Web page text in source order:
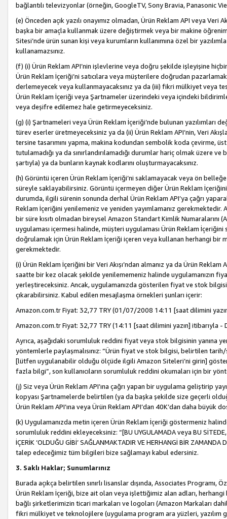
bağlantılı televizyonlar (örneğin, GoogleTV, Sony Bravia, Panasonic
(e) Önceden açık yazılı onayımız olmadan, Ürün Reklam API veya
başka bir amaçla kullanmak üzere değiştirmek veya bir makine
Sitesi’nde ürün sunan kişi veya kurumların kullanımına özel bir
kullanamazsınız.
(f) (i) Ürün Reklam API’nin işlevlerine veya doğru şekilde işleyişine
Ürün Reklam İçeriği’ni satıcılara veya müşterilere doğrudan
derlemeyecek veya kullanmayacaksınız ya da (iii) fikri mülkiyet veya
Ürün Reklam İçeriği veya Şartnameler üzerindeki veya içindeki
veya deşifre edilemez hale getirmeyeceksiniz.
(g) (i) Şartnameleri veya Ürün Reklam İçeriği’nde bulunan
türev eserler üretmeyeceksiniz ya da (ii) Ürün Reklam API’nin, Veri
tersine tasarımını yapma, makina kodundan sembolik koda çevirme,
tutulamadığı ya da sınırlandırılamadığı durumlar hariç olmak üzere
şartıyla) ya da bunların kaynak kodlarını oluşturmayacaksınız.
(h) Görüntü içeren Ürün Reklam İçeriği’ni saklamayacak veya ön
süreyle saklayabilirsiniz. Görüntü içermeyen diğer Ürün Reklam
durumda, ilgili sürenin sonunda derhal Ürün Reklam API’ya çağrı
Reklam İçeriğini yenilemeniz ve yeniden yayımlamanız gerekmektedir.
bir süre kısıtı olmadan bireysel Amazon Standart Kimlik Numaralarını
uygulaması içermesi halinde, müşteri uygulaması Ürün Reklam
doğrulamak için Ürün Reklam İçeriği içeren veya kullanan herhangi bir
gerekmektedir.
(i) Ürün Reklam İçeriğini bir Veri Akışı’ndan almanız ya da Ürün
saatte bir kez olacak şekilde yenilememeniz halinde uygulamanızın
yerleştireceksiniz. Ancak, uygulamanızda gösterilen fiyat ve stok
çıkarabilirsiniz. Kabul edilen mesajlaşma örnekleri şunları içerir:
Amazon.com.tr Fiyat: 32,77 TRY (01/07/2008 14:11 [saat dilimini
Amazon.com.tr Fiyat: 32,77 TRY (14:11 [saat dilimini yazın] itibarıyla -
Ayrıca, aşağıdaki sorumluluk reddini fiyat veya stok bilgisinin yanına
yöntemlerle paylaşmalısınız: “Ürün fiyat ve stok bilgisi, belirtilen
[lütfen uygulanabilir olduğu ölçüde ilgili Amazon Siteleri’ni girin]
fazla bilgi”, son kullanıcıların sorumluluk reddini okumaları için bir
(j) Siz veya Ürün Reklam API’ına çağrı yapan bir uygulama geliştirip
kopyası Şartnamelerde belirtilen (ya da başka şekilde size geçerli
Ürün Reklam API’ına veya Ürün Reklam API’dan 40K’dan daha büyük
(k) Uygulamanızda metin içeren Ürün Reklam İçeriği göstermeniz
sorumluluk reddini ekleyeceksiniz: “[BU UYGULAMADA veya BU SİTEDE,
İÇERİK ‘OLDUĞU GİBİ’ SAĞLANMAKTADIR VE HERHANGİ BİR
talep edeceğimiz tüm bilgileri bize sağlamayı kabul edersiniz.
3. Saklı Haklar; Sunumlarınız
Burada açıkça belirtilen sınırlı lisanslar dışında, Associates Programı,
Ürün Reklam İçeriği, bize ait olan veya işlettiğimiz alan adları,
bağlı şirketlerimizin ticari markaları ve logoları (Amazon Markaları
fikri mülkiyet ve teknolojilere (uygulama program ara yüzleri,